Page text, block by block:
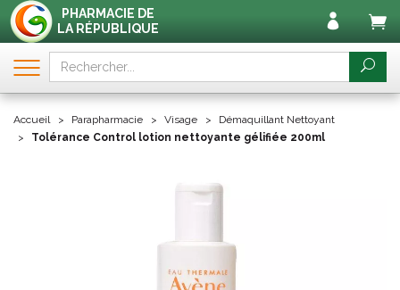
PHARMACIE DE
LA RÉPUBLIQUE
Accueil Parapharmacie Visage
Démaquillant Nettoyant
Tolérance Control lotion nettoyante gélifiée 200ml